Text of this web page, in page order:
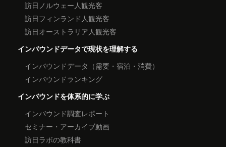
訪日ノルウェー人観光客
訪日フィンランド人観光客
訪日オーストラリア人観光客
インバウンドデータで現状を理解する
インバウンドデータ（需要・宿泊・消費）
インバウンドランキング
インバウンドを体系的に学ぶ
インバウンド調査レポート
セミナー・アーカイブ動画
訪日ラボの教科書